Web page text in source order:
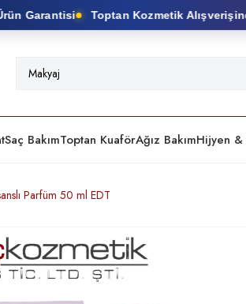
Garantisi Toptan Kozmetik Alışverişinde
Saç BakımToptan KuaförAğız BakımHijyen &
Parfüm 50 ml EDT